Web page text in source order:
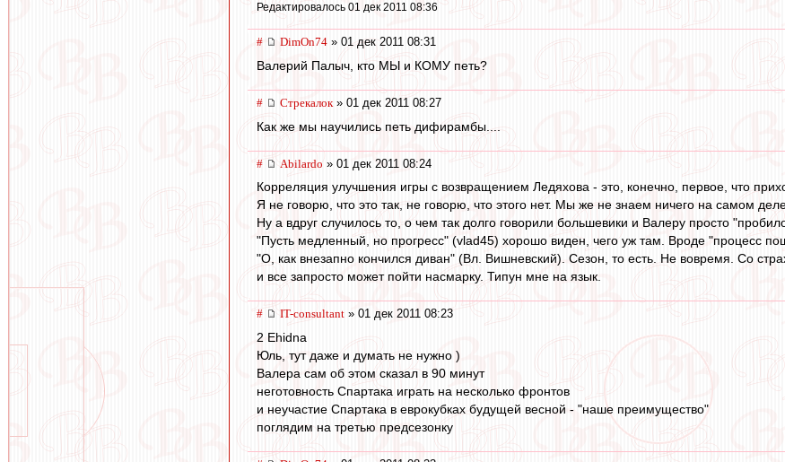
Редактировалось 01 дек 2011 08:36
# DimOn74 » 01 дек 2011 08:31
Валерий Палыч, кто МЫ и КОМУ петь?
# Стрекалок» 01 дек 2011 08:27
Как же мы научились петь дифирамбы....
# Abilardo » 01 дек 2011 08:24
Корреляция улучшения игры с возвращением Ледяхова - это, конечно, первое, что
Я не говорю, что это так, не говорю, что этого нет. Мы же не знаем ничего на самом
Ну а вдруг случилось то, о чем так долго говорили большевики и Валеру просто
"Пусть медленный, но прогресс" (vlad45) хорошо виден, чего уж там. Вроде "процесс
"О, как внезапно кончился диван" (Вл. Вишневский). Сезон, то есть. Не вовремя. Со
и все запросто может пойти насмарку. Типун мне на язык.
# IT-consultant » 01 дек 2011 08:23
2 Ehidna
Юль, тут даже и думать не нужно )
Валера сам об этом сказал в 90 минут
неготовность Спартака играть на несколько фронтов
и неучастие Спартака в еврокубках будущей весной - "наше преимущество"
поглядим на третью предсезонку